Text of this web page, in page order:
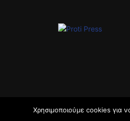
Χρησιμοποιούμε cookies για